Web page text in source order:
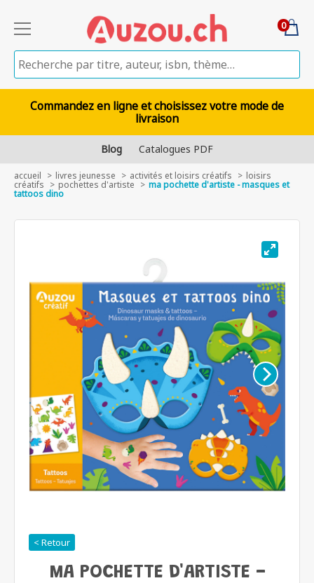
0
Commandez en ligne et choisissez votre mode de
livraison
Blog Catalogues PDF
accueil livres jeunesse activités et loisirs créatifs loisirs
créatifs pochettes d'artiste ma pochette d'artiste - masques et
tattoos dino
< Retour
MA POCHETTE D'ARTISTE -